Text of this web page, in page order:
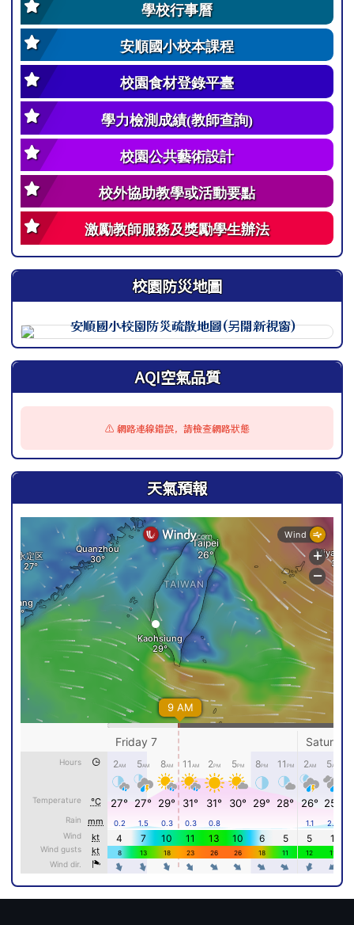
學校行事曆
安順國小校本課程
校園食材登錄平臺
學力檢測成績(教師查詢)
校園公共藝術設計
校外協助教學或活動要點
激勵教師服務及獎勵學生辦法
校園防災地圖
此圖為安順國小校園防災地圖（地震），呈現校園整體配
AQI空氣品質
⚠️ 網路連線錯誤，請檢查網路狀態
天氣預報